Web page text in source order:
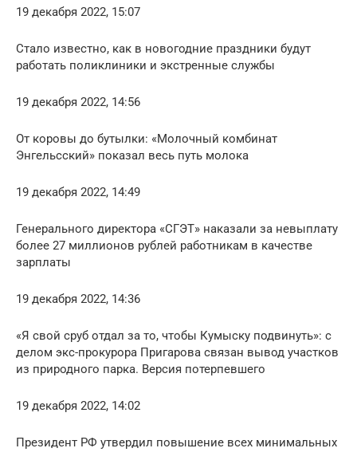
19 декабря 2022, 15:07
Стало известно, как в новогодние праздники будут
работать поликлиники и экстренные службы
19 декабря 2022, 14:56
От коровы до бутылки: «Молочный комбинат
Энгельсский» показал весь путь молока
19 декабря 2022, 14:49
Генерального директора «СГЭТ» наказали за невыплату
более 27 миллионов рублей работникам в качестве
зарплаты
19 декабря 2022, 14:36
«Я свой сруб отдал за то, чтобы Кумыску подвинуть»: с
делом экс-прокурора Пригарова связан вывод участков
из природного парка. Версия потерпевшего
19 декабря 2022, 14:02
Президент РФ утвердил повышение всех минимальных